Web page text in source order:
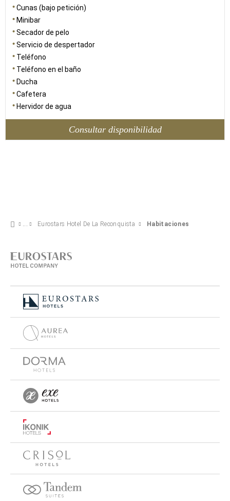
Cunas (bajo petición)
Minibar
Secador de pelo
Servicio de despertador
Teléfono
Teléfono en el baño
Ducha
Cafetera
Hervidor de agua
Consultar disponibilidad
Eurostars Hotel De La Reconquista Habitaciones